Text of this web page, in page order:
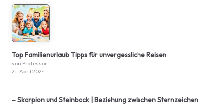
Top Familienurlaub Tipps für unvergessliche Reisen
von Professor
21. April 2024
– Skorpion und Steinbock | Beziehung zwischen Sternzeichen